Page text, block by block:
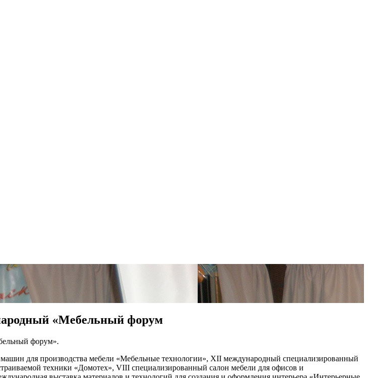
«Мебельный форум
форум».
для производства мебели «Мебельные технологии», ХІІ международный специализированный
техники «Домотех», VІІІ специализированный салон мебели для офисов и